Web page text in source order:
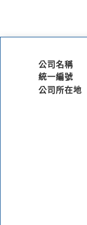
公司名稱
統一編號
公司所在地